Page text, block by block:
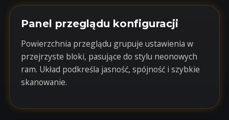
Panel przeglądu konfiguracji
Powierzchnia przeglądu grupuje ustawienia w
przejrzyste bloki, pasujące do stylu neonowych
ram. Układ podkreśla jasność, spójność i szybkie
skanowanie.